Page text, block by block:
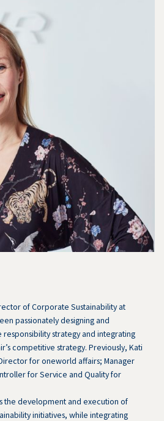
of Corporate Sustainability at
passionately designing and
responsibility strategy and integrating
competitive strategy. Previously, Kati
for oneworld affairs; Manager
for Service and Quality for
the development and execution of
initiatives, while integrating